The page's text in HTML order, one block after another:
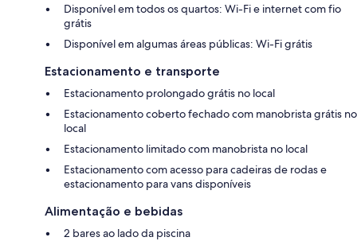
Disponível em todos os quartos: Wi-Fi e internet com fio
grátis
Disponível em algumas áreas públicas: Wi-Fi grátis
Estacionamento e transporte
Estacionamento prolongado grátis no local
Estacionamento coberto fechado com manobrista grátis no
local
Estacionamento limitado com manobrista no local
Estacionamento com acesso para cadeiras de rodas e
estacionamento para vans disponíveis
Alimentação e bebidas
2 bares ao lado da piscina